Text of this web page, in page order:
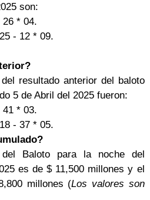
son:
* 04.
- 12 * 09.
resultado anterior del baloto
5 de Abril del 2025 fueron:
* 03.
- 37 * 05.
del Baloto para la noche del
es de $ 11,500 millones y el
millones (Los valores son